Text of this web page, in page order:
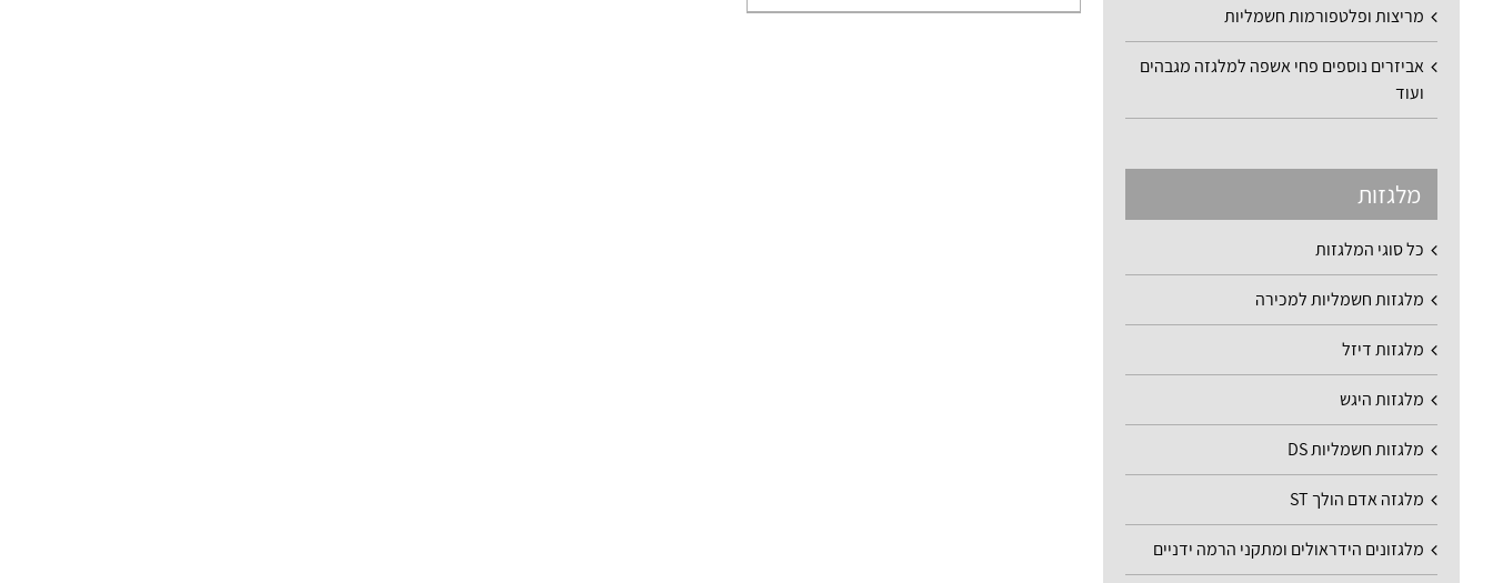
מריצות ופלטפורמות חשמליות
אביזרים נוספים פחי אשפה למלגזה מגבהים
ועוד
מלגזות
כל סוגי המלגזות
מלגזות חשמליות למכירה
מלגזות דיזל
מלגזות היגש
מלגזות חשמליות DS
מלגזה אדם הולך ST
מלגזונים הידראולים ומתקני הרמה ידניים